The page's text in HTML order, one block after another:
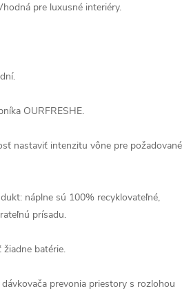
pre luxusné interiéry.
OURFRESHE.
nastaviť intenzitu vône pre požadované
náplne sú 100% recyklovateľné,
prísadu.
batérie.
prevonia priestory s rozlohou